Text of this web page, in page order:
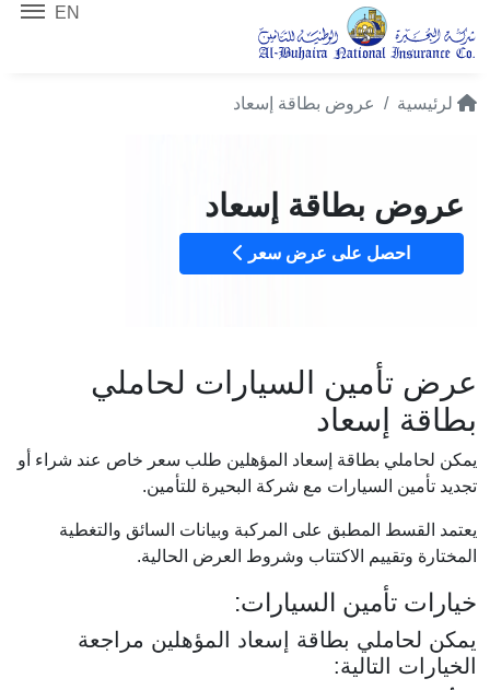
EN
لرئيسية عروض بطاقة إسعاد
عروض بطاقة إسعاد
احصل على عرض سعر
عرض تأمين السيارات لحاملي
بطاقة إسعاد
يمكن لحاملي بطاقة إسعاد المؤهلين طلب سعر خاص عند شراء أو
تجديد تأمين السيارات مع شركة البحيرة للتأمين.
يعتمد القسط المطبق على المركبة وبيانات السائق والتغطية
المختارة وتقييم الاكتتاب وشروط العرض الحالية.
خيارات تأمين السيارات:
يمكن لحاملي بطاقة إسعاد المؤهلين مراجعة
الخيارات التالية: